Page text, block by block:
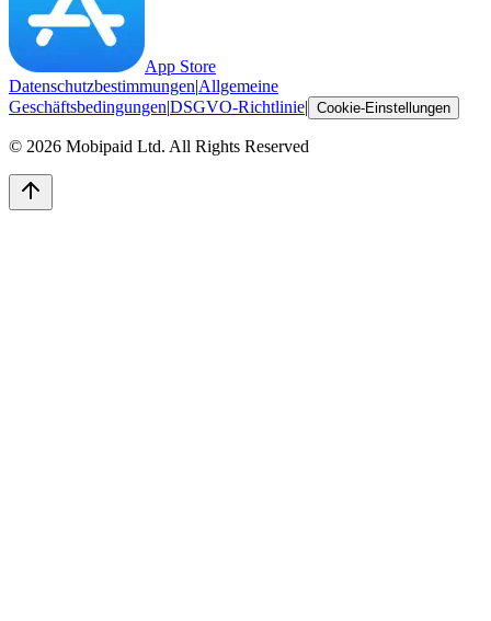
App Store
Datenschutzbestimmungen|Allgemeine
Geschäftsbedingungen|DSGVO-Richtlinie| Cookie-Einstellungen
© 2026 Mobipaid Ltd. All Rights Reserved